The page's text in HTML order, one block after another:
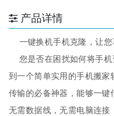
产品详情
一键换机手机克隆，让您
您是否在困扰如何将手机
到一个简单实用的手机搬
传输的必备神器，能够一键
无需数据线，无需电脑连接